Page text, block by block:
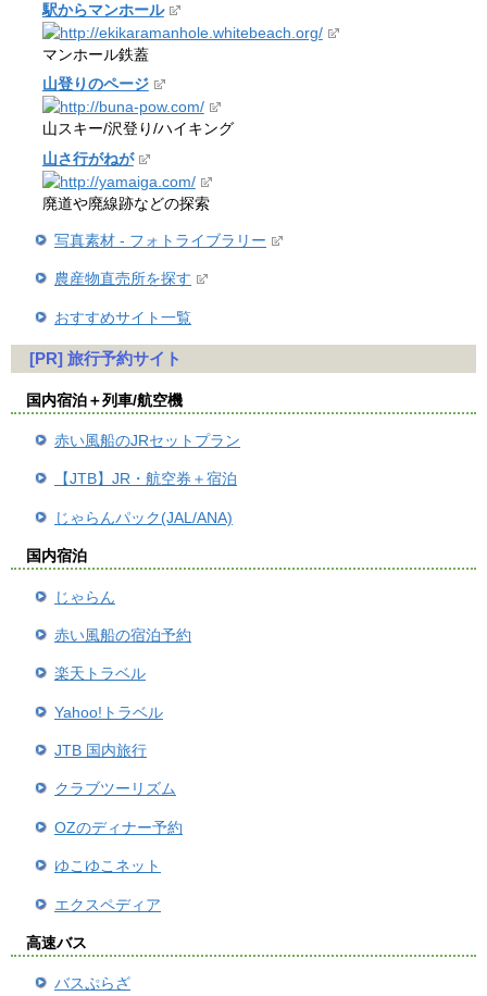
駅からマンホール
マンホール鉄蓋
山登りのページ
山スキー/沢登り/ハイキング
山さ行がねが
廃道や廃線跡などの探索
写真素材 - フォトライブラリー
農産物直売所を探す
おすすめサイト一覧
[PR] 旅行予約サイト
国内宿泊＋列車/航空機
赤い風船のJRセットプラン
【JTB】JR・航空券＋宿泊
じゃらんパック(JAL/ANA)
国内宿泊
じゃらん
赤い風船の宿泊予約
楽天トラベル
Yahoo!トラベル
JTB 国内旅行
クラブツーリズム
OZのディナー予約
ゆこゆこネット
エクスペディア
高速バス
バスぷらざ